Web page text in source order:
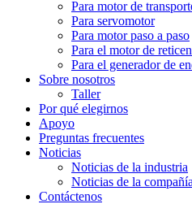
Para motor de
Para servomotor
Para motor paso a paso
Para el motor de
Para el generador de
Sobre nosotros
Taller
Por qué elegirnos
Apoyo
Preguntas frecuentes
Noticias
Noticias de la industria
Noticias de la compañía
Contáctenos